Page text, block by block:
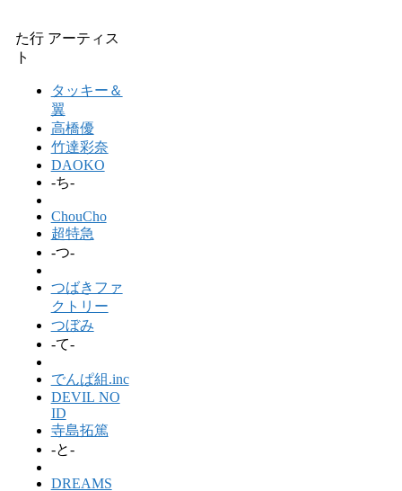
た行 アーティス
ト
タッキー＆
翼
高橋優
竹達彩奈
DAOKO
-ち-
ChouCho
超特急
-つ-
つばきファ
クトリー
つぼみ
-て-
でんぱ組.inc
DEVIL NO
ID
寺島拓篤
-と-
DREAMS